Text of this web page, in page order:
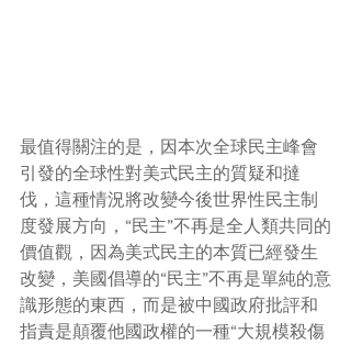
最值得關注的是，因本次全球民主峰會
引發的全球性對美式民主的質疑和撻
伐，這種情況將改變今後世界性民主制
度發展方向，“民主”不再是全人類共同的
價值觀，因為美式民主的本質已經發生
改變，美國倡導的“民主”不再是單純的意
識形態的東西，而是被中國政府批評和
指責是顛覆他國政權的一種“大規模殺傷